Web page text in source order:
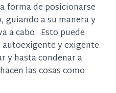
forma de posicionarse
guiandoa su manera y
a cabo. Esto puede
autoexigente y exigente
y hasta condenar a
las cosas como